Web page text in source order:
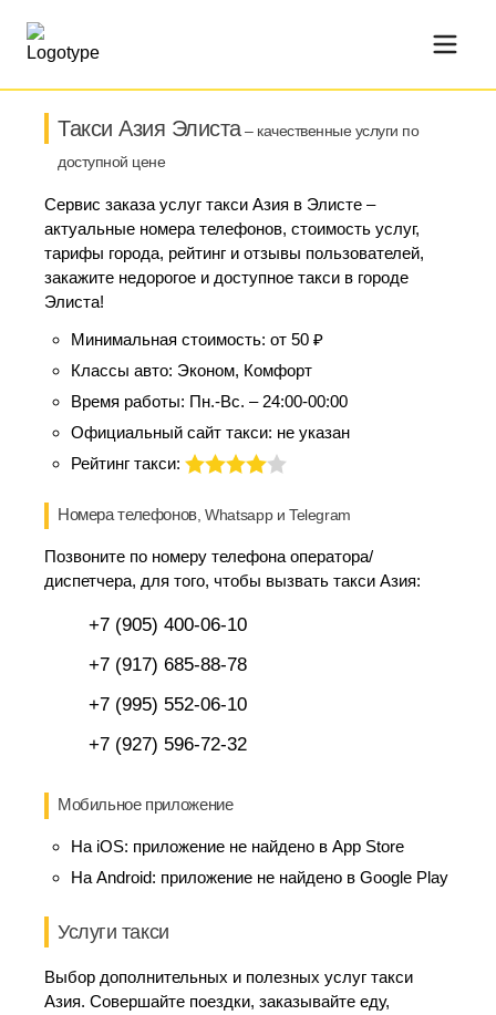
Такси Азия Элиста– качественные услуги по
доступной цене
Сервис заказа услуг такси Азия в Элисте –
актуальные номера телефонов, стоимость услуг,
тарифы города, рейтинг и отзывы пользователей,
закажите недорогое и доступное такси в городе
Элиста!
Минимальная стоимость: от 50 ₽
Классы авто: Эконом, Комфорт
Время работы: Пн.-Вс. – 24:00-00:00
Официальный сайт такси: не указан
Рейтинг такси:
Номера телефонов, Whatsapp и Telegram
Позвоните по номеру телефона оператора/
диспетчера, для того, чтобы вызвать такси Азия:
+7 (905) 400-06-10
+7 (917) 685-88-78
+7 (995) 552-06-10
+7 (927) 596-72-32
Мобильное приложение
На iOS: приложение не найдено в App Store
На Android: приложение не найдено в Google Play
Услуги такси
Выбор дополнительных и полезных услуг такси
Азия. Совершайте поездки, заказывайте еду,